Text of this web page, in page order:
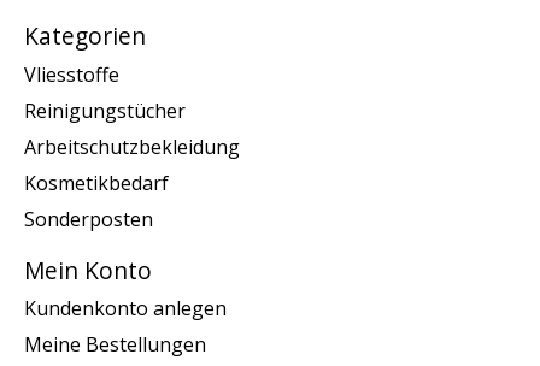
Kategorien
Vliesstoffe
Reinigungstücher
Arbeitschutzbekleidung
Kosmetikbedarf
Sonderposten
Mein Konto
Kundenkonto anlegen
Meine Bestellungen